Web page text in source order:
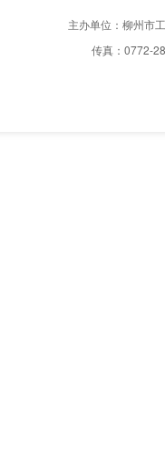
主办单位：柳州市
传真：0772-